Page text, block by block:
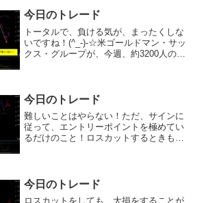
第です。出口は、いつもの...
今日のトレード
トータルで、負ける気が、まったくしな
いですね！(^_-)-☆米ゴールドマン・サッ
クス・グループが、今週、約3200人の削
核のトレ...
今日のトレード
難しいことはやらない！ただ、サインに
従って、エントリーポイントを極めてい
るだけのこと！ロスカットするときも、
動いてくるとは...
今日のトレード
ロスカットをしても、大損をすることが